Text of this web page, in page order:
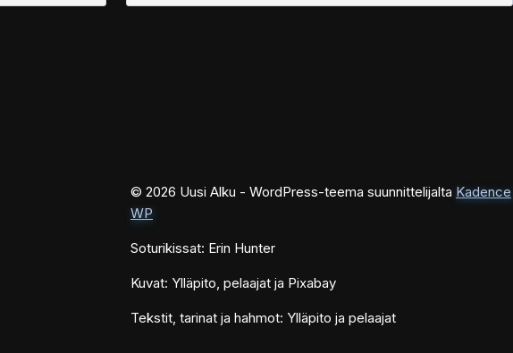
© 2026 Uusi Alku - WordPress-teema suunnittelijalta Kadence
WP
Soturikissat: Erin Hunter
Kuvat: Ylläpito, pelaajat ja Pixabay
Tekstit, tarinat ja hahmot: Ylläpito ja pelaajat